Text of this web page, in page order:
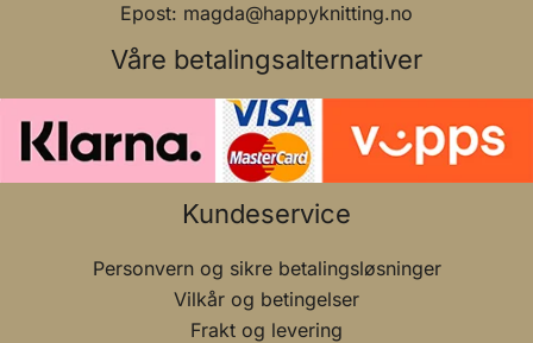
Epost: magda@happyknitting.no
Våre betalingsalternativer
Kundeservice
Personvern og sikre betalingsløsninger
Vilkår og betingelser
Frakt og levering